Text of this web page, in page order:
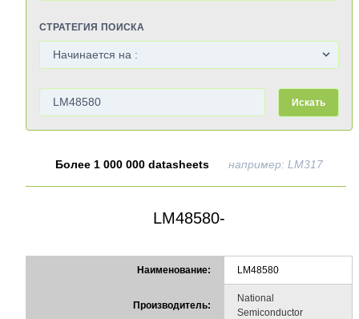
СТРАТЕГИЯ ПОИСКА
Искать
Более 1 000 000 datasheets например: LM317
LM48580-
Наименование: LM48580
Производитель:
National
Semiconductor